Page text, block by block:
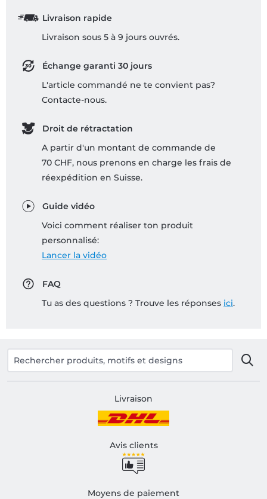
Livraison rapide
Livraison sous 5 à 9 jours ouvrés.
Échange garanti 30 jours
L'article commandé ne te convient pas?
Contacte-nous.
Droit de rétractation
A partir d'un montant de commande de
70 CHF, nous prenons en charge les frais de
réexpédition en Suisse.
Guide vidéo
Voici comment réaliser ton produit
personnalisé:
Lancer la vidéo
FAQ
Tu as des questions ? Trouve les réponses ici.
Livraison
Avis clients
Moyens de paiement